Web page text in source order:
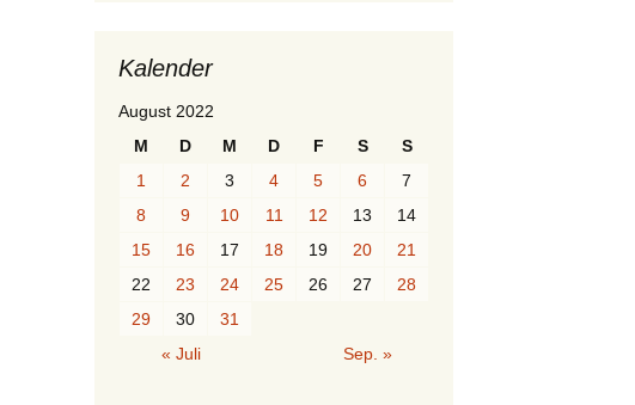
Kalender
August 2022
M
D M D F S
S
1
2 3 4 5 6
7
8
9 10 11 12 13
14
15
16 17 18 19 20
21
22
23 24 25 26 27
28
29
30
31
« Juli
Sep. »